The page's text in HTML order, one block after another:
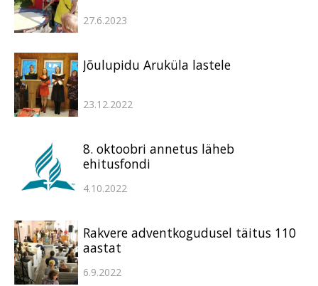
27.6.2023
Jõulupidu Aruküla lastele
23.12.2022
8. oktoobri annetus läheb
ehitusfondi
4.10.2022
Rakvere adventkogudusel täitus 110
aastat
6.9.2022